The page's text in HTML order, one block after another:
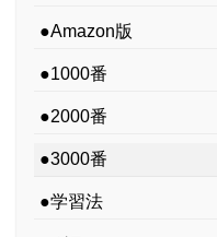
●Amazon版
●1000番
●2000番
●3000番
●学習法